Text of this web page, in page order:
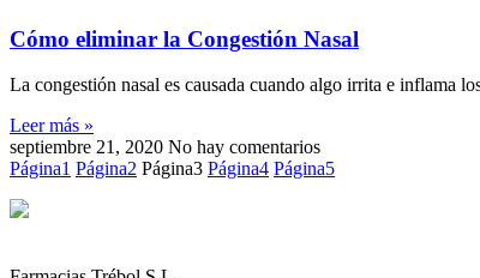
Cómo eliminar la Congestión Nasal
La congestión nasal es causada cuando algo irrita e inflama
Leer más »
septiembre 21, 2020 No hay comentarios
Página1 Página2 Página3 Página4 Página5